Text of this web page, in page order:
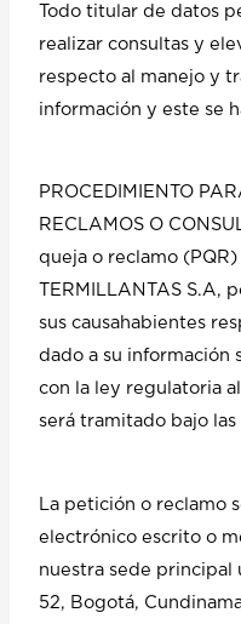
Todo titular de datos
realizar consultas y
respecto al manejo y
información y este se
PROCEDIMIENTO
RECLAMOS O
queja o reclamo
TERMILLANTAS
sus causahabientes
dado a su información
con la ley regulatoria
será tramitado bajo
La petición o reclamo
electrónico escrito o
nuestra sede principal
52, Bogotá,